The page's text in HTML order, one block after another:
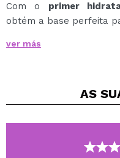
Com o primer
obtém a base perfeita
O primer especial de
também prolonga a
Este primer dá a
pele uniforme e
ver más
AS